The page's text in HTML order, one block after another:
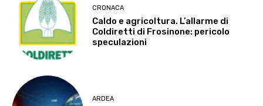
CRONACA
Caldo e agricoltura. L’allarme di
Coldiretti di Frosinone: pericolo
speculazioni
ARDEA